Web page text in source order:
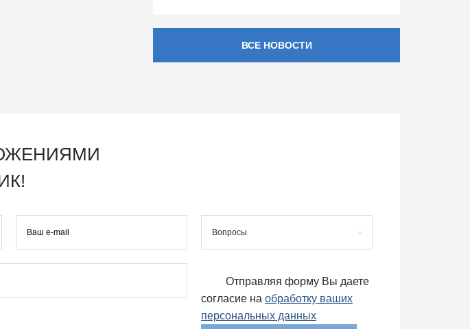
ВСЕ НОВОСТИ
Вопросы
Отправляя форму Вы даете
согласие на обработку ваших
персональных данных